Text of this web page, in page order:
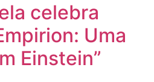
celebra
Uma
Einstein”